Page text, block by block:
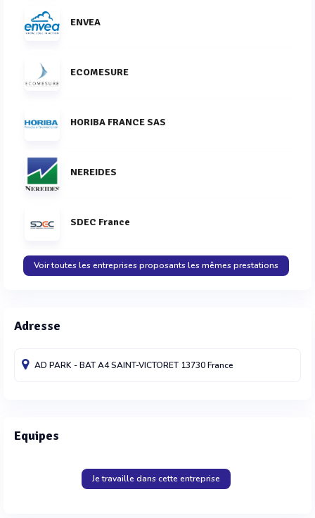
ENVEA
ECOMESURE
HORIBA FRANCE SAS
NEREIDES
SDEC France
Voir toutes les entreprises proposants les mêmes prestations
Adresse
AD PARK - BAT A4SAINT-VICTORET 13730France
Equipes
Je travaille dans cette entreprise